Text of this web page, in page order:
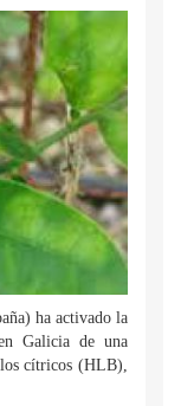
ha activado la
Galicia de una
los cítricos (HLB),